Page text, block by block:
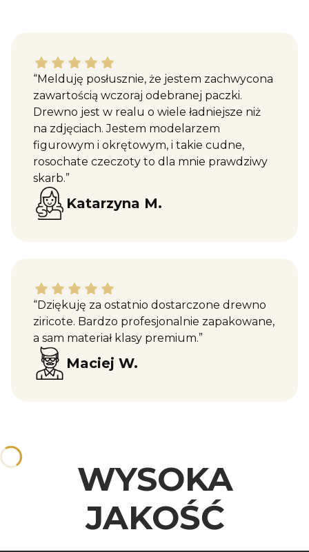
Katarzyna M. dał ocenę: 5
“Melduję posłusznie, że jestem zachwycona
zawartością wczoraj odebranej paczki.
Drewno jest w realu o wiele ładniejsze niż
na zdjęciach. Jestem modelarzem
figurowym i okrętowym, i takie cudne,
rosochate czeczoty to dla mnie prawdziwy
skarb.”
Katarzyna M.
Maciej W. dał ocenę: 5
“Dziękuję za ostatnio dostarczone drewno
ziricote. Bardzo profesjonalnie zapakowane,
a sam materiał klasy premium.”
Maciej W.
WYSOKA
JAKOŚĆ